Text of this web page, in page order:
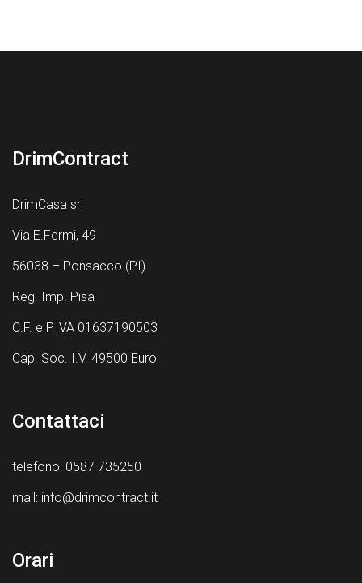
DrimContract
DrimCasa srl
Via E.Fermi, 49
56038 – Ponsacco (PI)
Reg. Imp. Pisa
C.F. e P.IVA 01637190503
Cap. Soc. I.V. 49500 Euro
Contattaci
telefono: 0587 735250
mail: info@drimcontract.it
Orari